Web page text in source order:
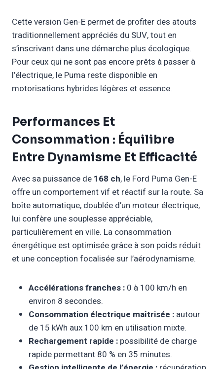
Cette version Gen-E permet de profiter des atouts
traditionnellement appréciés du SUV, tout en
s’inscrivant dans une démarche plus écologique.
Pour ceux qui ne sont pas encore prêts à passer à
l’électrique, le Puma reste disponible en
motorisations hybrides légères et essence.
Performances Et
Consommation : Équilibre
Entre Dynamisme Et Efficacité
Avec sa puissance de 168 ch, le Ford Puma Gen-E
offre un comportement vif et réactif sur la route. Sa
boîte automatique, doublée d’un moteur électrique,
lui confère une souplesse appréciable,
particulièrement en ville. La consommation
énergétique est optimisée grâce à son poids réduit
et une conception focalisée sur l’aérodynamisme.
Accélérations franches : 0 à 100 km/h en
environ 8 secondes.
Consommation électrique maîtrisée : autour
de 15 kWh aux 100 km en utilisation mixte.
Rechargement rapide : possibilité de charge
rapide permettant 80 % en 35 minutes.